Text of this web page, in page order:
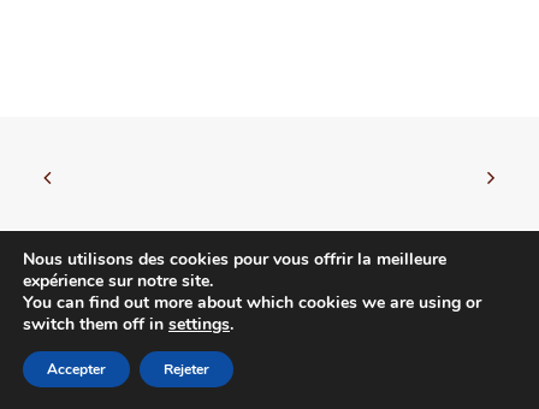
© 2026 Leire Irarragorri. | Tous droits réservés.
Nous utilisons des cookies pour vous offrir la meilleure
expérience sur notre site.
You can find out more about which cookies we are using or
switch them off in settings.
Accepter Rejeter